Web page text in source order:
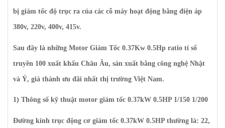
bị giảm tốc độ trục ra của các cỗ máy hoạt động bằng điện áp
380v, 220v, 400v, 415v.
Sau đây là những Motor Giảm Tốc 0.37Kw 0.5Hp ratio tỉ số
truyền 100 xuất khẩu Châu Âu, sản xuất bằng công nghệ Nhật
và Ý, giá thành ưu đãi nhất thị trường Việt Nam.
1) Thông số kỹ thuật motor giảm tốc 0.37kW 0.5HP 1/150 1/200
Đường kính trục động cơ giảm tốc 0.37kW 0.5HP thường là: 22,